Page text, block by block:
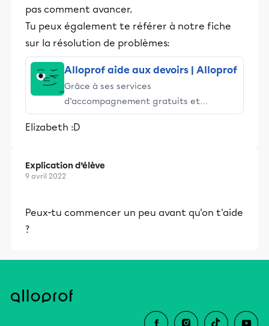
pas comment avancer.
Tu peux également te référer à notre fiche
sur la résolution de problèmes:
Alloprof aide aux devoirs | Alloprof
Grâce à ses services
d’accompagnement gratuits et
stimulants, Alloprof engage les élèves
et leurs parents dans la réussite
Elizabeth :D
Explication d’élève
9 avril 2022
Peux-tu commencer un peu avant qu'on t'aide
?